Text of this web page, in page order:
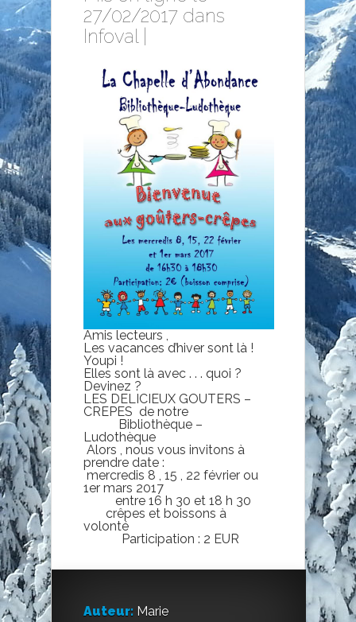
27/02/2017 dans
Infoval
Amis lecteurs ,
Les vacances d’hiver sont là !
Youpi !
Elles sont là avec . . . quoi ?
Devinez ?
LES DELICIEUX GOUTERS –
CREPES de notre
Bibliothèque –
Ludothèque
Alors , nous vous invitons à
prendre date :
mercredis 8 , 15 , 22 février ou
1er mars 2017
entre 16 h 30 et 18 h 30
crêpes et boissons à
volonté
Participation : 2 EUR
Auteur: Marie